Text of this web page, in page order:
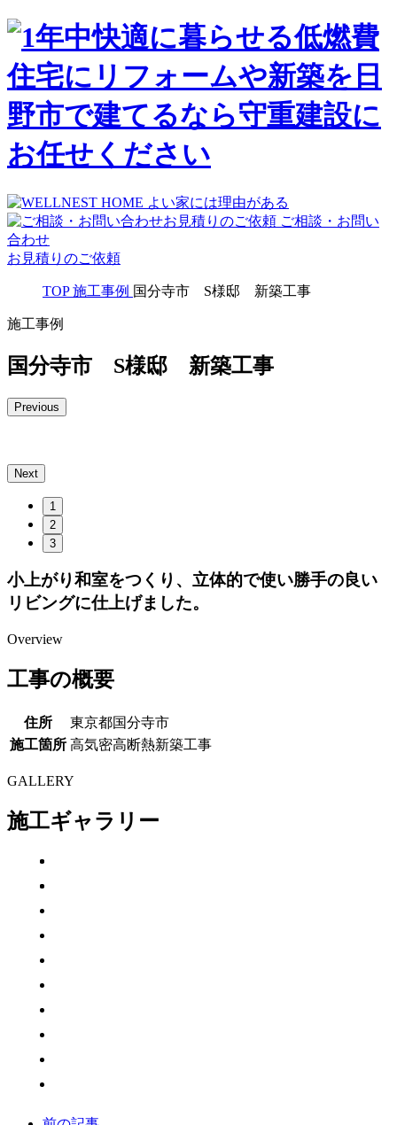
ご相談・お問い
合わせ
お見積りのご依頼
TOP 施工事例 国分寺市 S様邸 新築工事
施工事例
国分寺市 S様邸 新築工事
Previous
Next
1
2
3
小上がり和室をつくり、立体的で使い勝手の良い
リビングに仕上げました。
Overview
工事の概要
住所
東京都国分寺市
施工箇所 高気密高断熱新築工事
GALLERY
施工ギャラリー